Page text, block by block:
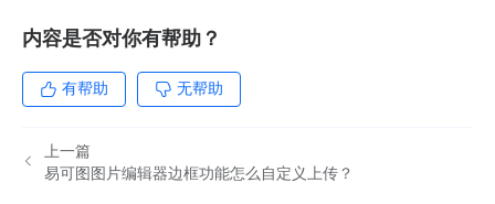
内容是否对你有帮助？
有帮助 无帮助
上一篇
易可图图片编辑器边框功能怎么自定义上传？